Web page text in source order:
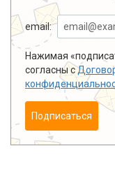
email:
Нажимая
согласны с
Подписаться